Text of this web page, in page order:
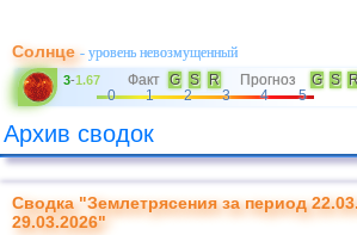
Солнце- уровень невозмущенный
3-1.67 Факт G S R Прогноз G S
0
1 2 3 4 5
Архив сводок
Сводка "Землетрясения за период
29.03.2026"